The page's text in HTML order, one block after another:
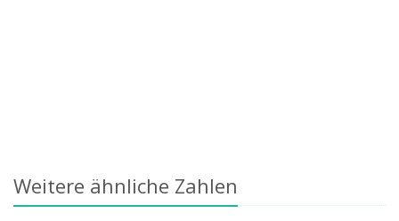
Weitere ähnliche Zahlen